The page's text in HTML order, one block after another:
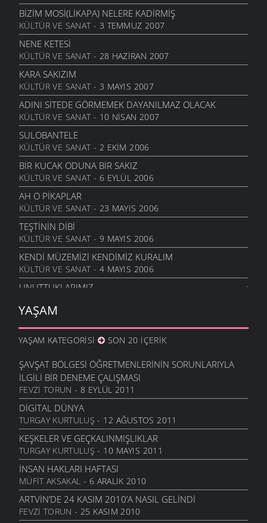
BIZIM MOSI(LIKAPA) NELERE KADIRMIŞ
KÜLTÜR VE SANAT- 3 TEMMUZ 2007
NENE KETESI
KÜLTÜR VE SANAT- 28 HAZIRAN 2007
KARA SAKIZIM
KÜLTÜR VE SANAT- 3 MAYIS 2007
ADINI SITEDE GÖRMEMEK DAYANILMAZ OLACAK
KÜLTÜR VE SANAT- 10 NISAN 2007
SULOBANTELE
KÜLTÜR VE SANAT- 2 EKIM 2006
BIR KUCAK ODUNA BIR SAKIZ
KÜLTÜR VE SANAT- 6 EYLÜL 2006
AH O PIKAPLAR
KÜLTÜR VE SANAT- 23 MAYIS 2006
TEŞTININ DIBI
KÜLTÜR VE SANAT- 9 MAYIS 2006
KENDI MÜZEMIZI KENDIMIZ KURALIM
KÜLTÜR VE SANAT- 4 MAYIS 2006
UNUTTUKLARIMIZ...
FURUÇ DÜŞÜRDÜM
KÜLTÜR VE SANAT- 13 NISAN 2006
YAŞAM
YAŞAM KATEGORISI SON 20 İÇERIK
ŞAVŞAT BÖLGESI ÖĞRETMENLERININ SORUNLARIYLA
İLGILI BIR DENEME ÇALIŞMASI
FEVZI TORUN - 8 EYLÜL 2011
DIGITAL DÜNYA
TURGAY KURTULUŞ - 12 AĞUSTOS 2011
KEŞKELER VE GEÇKALINMIŞLIKLAR
TURGAY KURTULUŞ - 10 MAYIS 2011
İNSAN HAKLARI HAFTASI
MÜFIT AKSAKAL - 6 ARALIK 2010
ARTVIN’DE 24 KASIM 2010’A NASIL GELINDI
FEVZI TORUN - 25 KASIM 2010